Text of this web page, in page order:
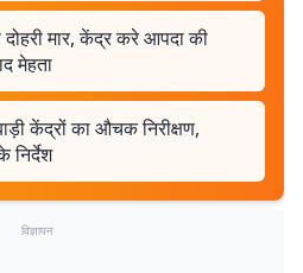
मार, केंद्र करे आपदा की
मेहता
केंद्रों का औचक निरीक्षण,
निर्देश
विज्ञापन